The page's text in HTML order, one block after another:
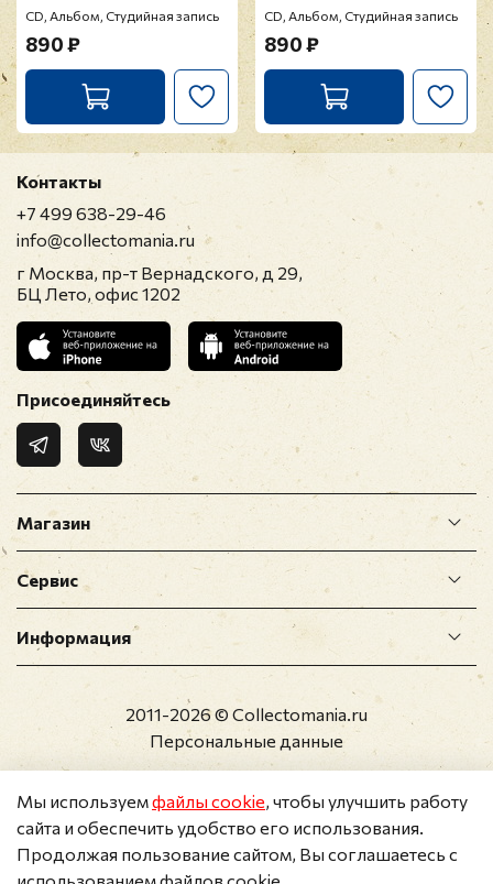
CD, Альбом, Студийная запись
890 ₽
CD, Альбом, Студийная запись
890 ₽
Магазин
Сервис
Информация
Контакты
+7 499 638-29-46
info@collectomania.ru
г Москва, пр-т Вернадского, д 29,
БЦ Лето, офис 1202
Присоединяйтесь
2011-2026 © Collectomania.ru
Персональные данные
Мы используемфайлы cookie, чтобы улучшить работу
сайта и обеспечить удобство его использования.
Продолжая пользование сайтом, Вы соглашаетесь с